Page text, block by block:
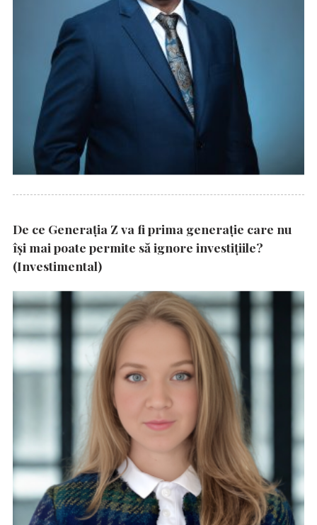
De ce Generația Z va fi prima generație care nu
își mai poate permite să ignore investițiile?
(Investimental)